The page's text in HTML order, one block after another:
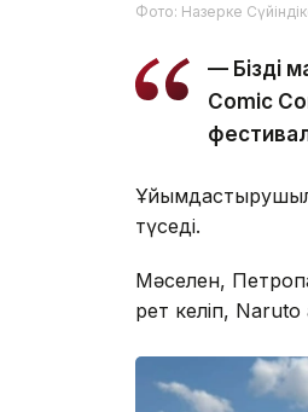
Фото: Назерке
— Біздің
Comic
түседі.
Мәселен,
рет келіп, Naruto